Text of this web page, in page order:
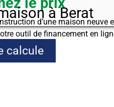
à Berat
d’une maison neuve
outil de financement en
calcule